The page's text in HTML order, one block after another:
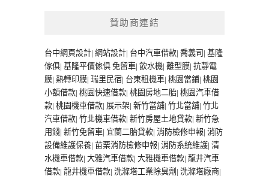
贊助商連結
台中網頁設計| 網站設計| 台中汽車借款| 喬義司 | 基隆
傢俱| 基隆平價傢俱 免留車| 飲水機| 離型膜| 抗靜電
膜| 熱轉印膜| 瑞里民宿| 台東租機車| 桃園當鋪| 桃園
小額借款| 桃園快速借款| 桃園房地二胎| 桃園汽車借
款| 桃園機車借款| 展示架| 新竹當舖| 竹北當舖| 竹北
汽車借款| 竹北機車借款| 新竹房屋土地貸款| 新竹急
用錢| 新竹免留車| 宜蘭二胎貸款| 消防檢修申報| 消防
設備維護保養| 苗栗消防檢修申報| 消防系統維護| 清
水機車借款| 大雅汽車借款| 大雅機車借款| 龍井汽車
借款| 龍井機車借款| 洗滌塔工業除臭劑 | 洗滌塔廠商|